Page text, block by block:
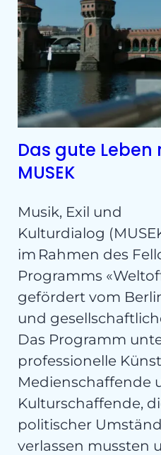
Das gute Leben
MUSEK
Musik, Exil und
Kulturdialog
im Rahmen des
Programms
gefördert vom
und
Das Programm
professionelle
Medienschaffende
Kulturschaffende,
politischer
verlassen mussten